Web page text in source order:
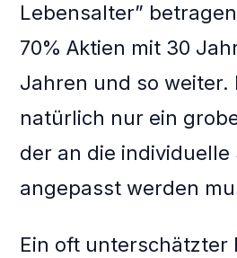
Lebensalter”
70% Aktien mit 30
Jahren und so weiter.
natürlich nur ein
der an die individuelle
angepasst werden
Ein oft unterschätzter